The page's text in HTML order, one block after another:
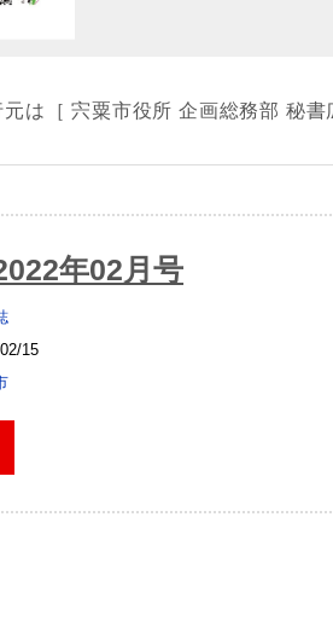
は［ 宍粟市役所 企画総務部 秘書
年02月号
15